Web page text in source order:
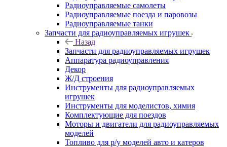
Радиоуправляемые самолеты
Радиоуправляемые поезда и паровозы
Радиоуправляемые танки
Запчасти для радиоуправляемых игрушек
Назад
Запчасти для радиоуправляемых игрушек
Аппаратура радиоуправления
Декор
Ж/Д строения
Инструменты для радиоуправляемых
игрушек
Инструменты для моделистов, химия
Комплектующие для поездов
Моторы и двигатели для радиоуправляемых
моделей
Топливо для р/у моделей авто и катеров